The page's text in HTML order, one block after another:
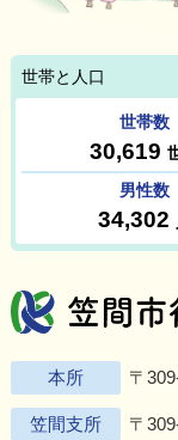
本所 〒
笠間支所 〒